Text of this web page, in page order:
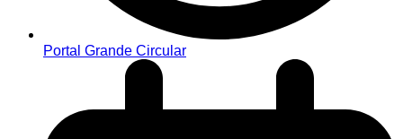
Portal Grande Circular